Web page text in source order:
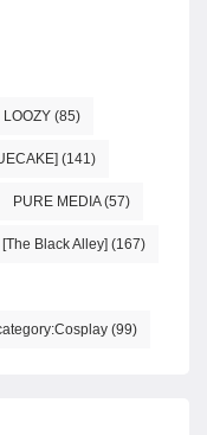
LOOZY (85)
(141)
PURE MEDIA(57)
[The Black Alley] (167)
(99)